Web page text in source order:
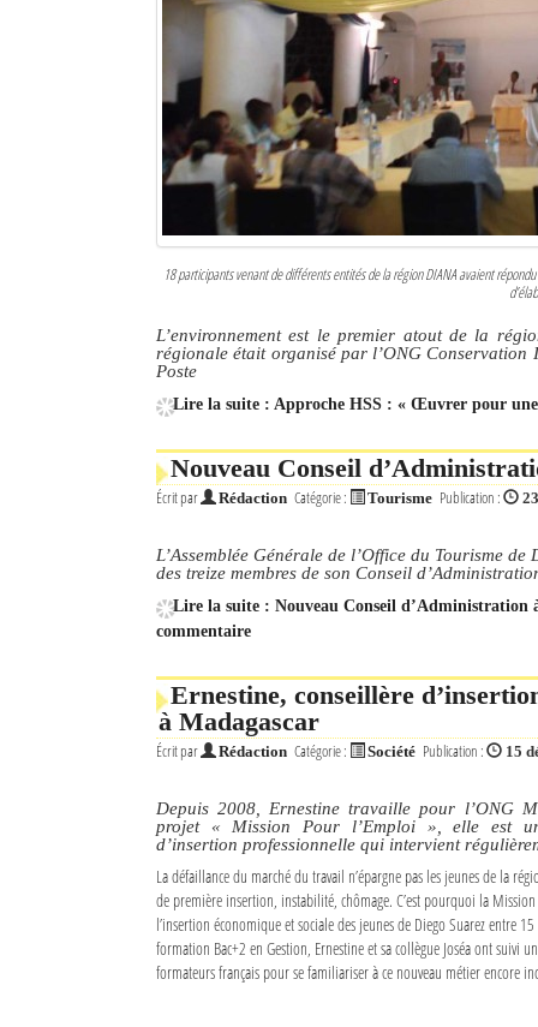
Le Nord de Madagascar
Sites touristiques
Diego Suarez Pratique
Les Petites Annonces
La Tribune de Diego en PDF
18 participants venant de différents entités de la région DIANA avaient
L’environnement est le premier atout de la
régionale était organisé par l’ONG
Poste
Lire la suite : Approche HSS : « Œuvrer pour une
Nouveau Conseil
Écrit par Rédaction Catégorie : Tourisme Publication :
L’Assemblée Générale de l’Office du Tourisme
des treize membres de son Conseil
Lire la suite : Nouveau Conseil d’Administration
commentaire
Ernestine, conseillère
à Madagascar
Écrit par Rédaction Catégorie : Société Publication : 15
Depuis 2008, Ernestine travaille pour l’ONG
projet « Mission Pour l’Emploi », elle est
d’insertion professionnelle qui intervient
La défaillance du marché du travail n’épargne pas les jeunes de la
de première insertion, instabilité, chômage. C’est pourquoi la
l’insertion économique et sociale des jeunes de Diego Suarez entre
formation Bac+2 en Gestion, Ernestine et sa collègue Joséa ont suivi
formateurs français pour se familiariser à ce nouveau métier encore